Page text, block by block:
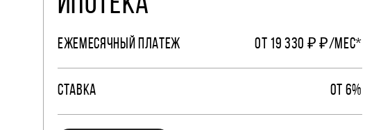
ЕЖЕМЕСЯЧНЫЙ ПЛАТЕЖ ОТ 19 330 ₽ ₽/МЕС*
СТАВКА ОТ 6%